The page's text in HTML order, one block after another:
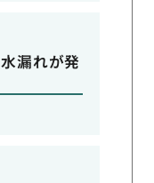
漏れが発